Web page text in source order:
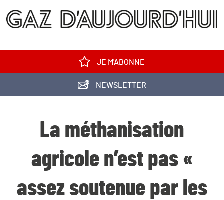
JE M'ABONNE
NEWSLETTER
La méthanisation
agricole n’est pas «
assez soutenue par les